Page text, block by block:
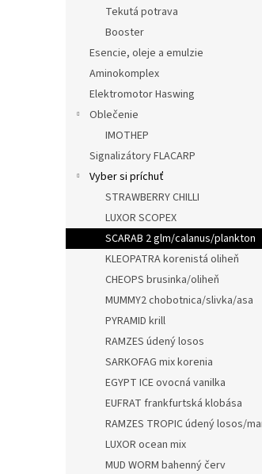
Tekutá potrava
Booster
Esencie, oleje a emulzie
Aminokomplex
Elektromotor Haswing
Oblečenie
IMOTHEP
Signalizátory FLACARP
Vyber si príchuť
STRAWBERRY CHILLI
LUXOR SCOPEX
SCARAB 2 glm/calanus/plankton
KLEOPATRA korenistá oliheň
CHEOPS brusinka/oliheň
MUMMY2 chobotnica/slivka/asa
PYRAMID krill
RAMZES údený losos
SARKOFAG mix korenia
EGYPT ICE ovocná vanilka
EUFRAT frankfurtská klobása
RAMZES TROPIC údený losos/
LUXOR ocean mix
MUD WORM bahenný červ